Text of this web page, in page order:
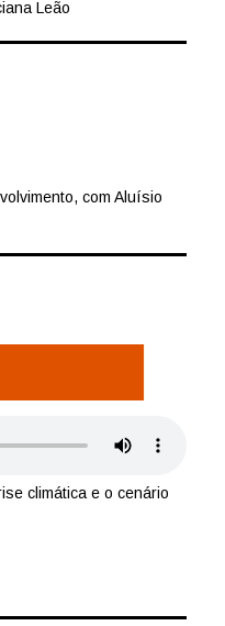
Leão
com Aluísio
climática e o cenário